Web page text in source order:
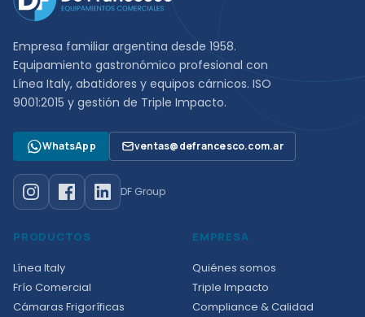
Empresa familiar argentina desde 1958.
Equipamiento gastronómico profesional con
Línea Italy, abatidores y equipos cárnicos. ISO
9001:2015 y gestión de Triple Impacto.
WhatsApp ventas@defrancesco.com.ar
DF Group
PRODUCTOS
Línea Italy
Frío Comercial
Cámaras Frigoríficas
EMPRESA
Quiénes somos
Triple Impacto
Compliance & Calidad